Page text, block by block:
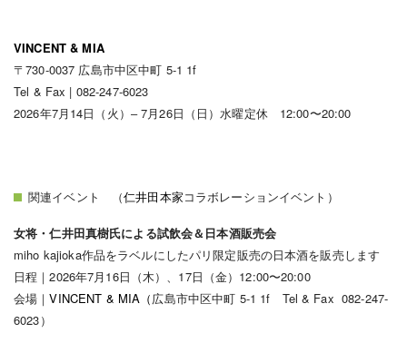
VINCENT & MIA
〒730-0037 広島市中区中町 5-1 1f
Tel & Fax | 082-247-6023
2026年7月14日（火）‒ 7月26日（日）水曜定休 12:00〜20:00
関連イベント （仁井田本家コラボレーションイベント）
女将・仁井田真樹氏による試飲会＆日本酒販売会
miho kajioka作品をラベルにしたパリ限定販売の日本酒を販売します
日程｜2026年7月16日（木）、17日（金）12:00〜20:00
会場｜VINCENT & MIA（広島市中区中町 5-1 1f Tel & Fax 082-247-
6023）